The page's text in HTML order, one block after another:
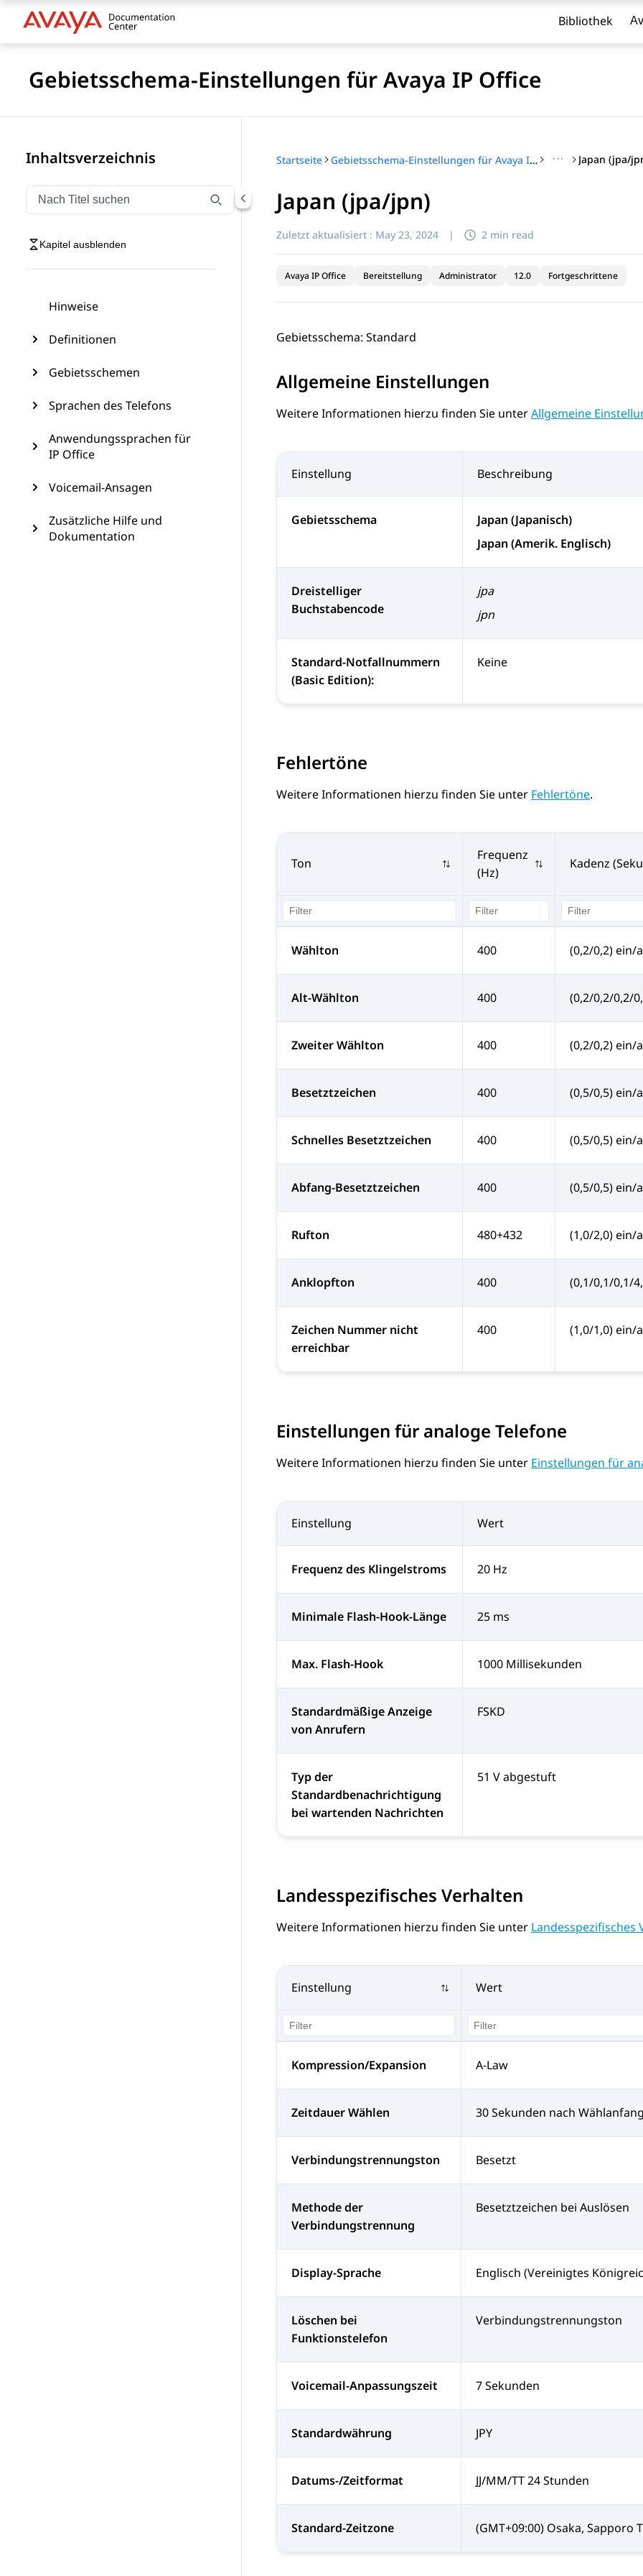
Bibliothek
Gebietsschema-Einstellungen für Avaya IP Office
Inhaltsverzeichnis
Navigation nach Titel filtern
Geben Sie Text ein, um Navigationselemente nach Titel zu filtern.
Kapitel ausblenden
Hinweise
Definitionen
Gebietsschemen
Sprachen des Telefons
Anwendungssprachen für
IP Office
Voicemail-Ansagen
Zusätzliche Hilfe und
Dokumentation
Startseite Gebietsschema-Einstellungen für Avaya IP Office ··· Japan (jpa/
Japan (jpa/jpn)
Zuletzt aktualisiert : May 23, 2024 | 2 min read
Avaya IP Office Bereitstellung Administrator 12.0 Fortgeschrittene
Gebietsschema: Standard
Allgemeine Einstellungen
Weitere Informationen hierzu finden Sie unterAllgemeine
Einstellung Beschreibung
Gebietsschema
Japan (Japanisch)
Japan (Amerik. Englisch)
Dreistelliger
Buchstabencode
jpa
jpn
Standard-Notfallnummern
(Basic Edition):
Keine
Fehlertöne
Weitere Informationen hierzu finden Sie unter Fehlertöne.
Ton
Frequenz
(Hz)
Kadenz
Wählton 400 (0,2/0,2) ein/
Alt-Wählton 400 (0,2/0,2/0,2/
Zweiter Wählton 400 (0,2/0,2) ein/
Besetztzeichen 400 (0,5/0,5) ein/
Schnelles Besetztzeichen 400 (0,5/0,5) ein/
Abfang-Besetztzeichen 400 (0,5/0,5) ein/
Rufton 480+432 (1,0/2,0) ein/
Anklopfton 400 (0,1/0,1/0,1/
Zeichen Nummer nicht
erreichbar
400 (1,0/1,0) ein/
Einstellungen für analoge Telefone
Weitere Informationen hierzu finden Sie unter Einstellungen für
Einstellung Wert
Frequenz des Klingelstroms 20 Hz
Minimale Flash-Hook-Länge 25 ms
Max. Flash-Hook 1000 Millisekunden
Standardmäßige Anzeige
von Anrufern
FSKD
Typ der
Standardbenachrichtigung
bei wartenden Nachrichten
51 V abgestuft
Landesspezifisches Verhalten
Weitere Informationen hierzu finden Sie unter Landesspezifisches
Einstellung Wert
Kompression/Expansion A-Law
Zeitdauer Wählen 30 Sekunden nach Wählanfang
Verbindungstrennungston Besetzt
Methode der
Verbindungstrennung
Besetztzeichen bei Auslösen
Display-Sprache Englisch (Vereinigtes
Löschen bei
Funktionstelefon
Verbindungstrennungston
Voicemail-Anpassungszeit 7 Sekunden
Standardwährung JPY
Datums-/Zeitformat JJ/MM/TT 24 Stunden
Standard-Zeitzone (GMT+09:00) Osaka, Sapporo